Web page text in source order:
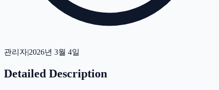
관리자|2026년 3월 4일
Detailed Description